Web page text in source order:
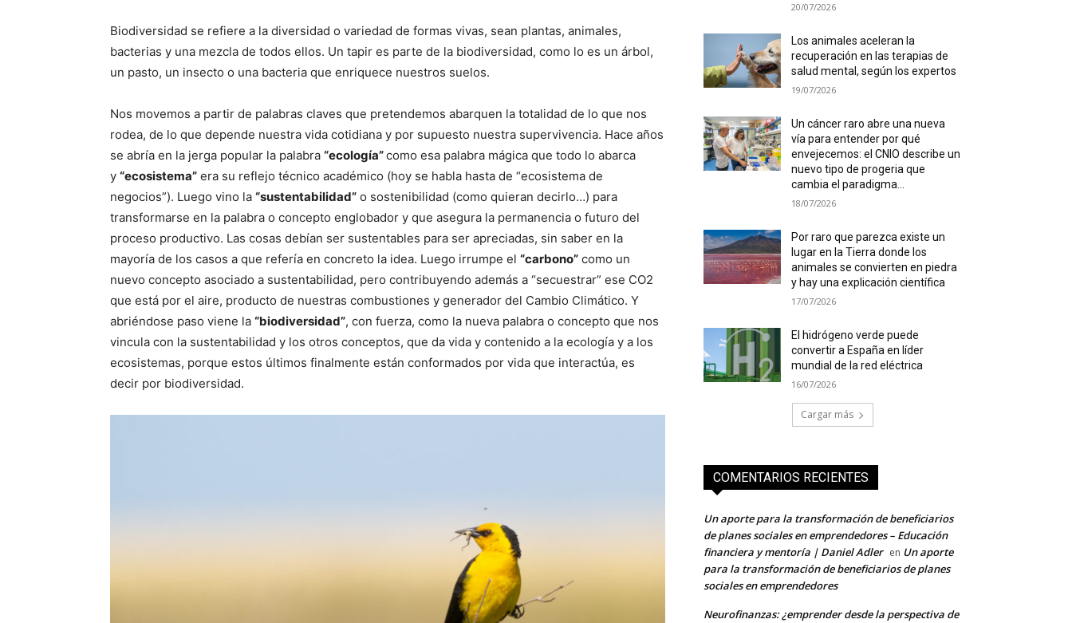
Biodiversidad se refiere a la diversidad o variedad de formas vivas, sean plantas, animales,
bacterias y una mezcla de todos ellos. Un tapir es parte de la biodiversidad, como lo es un árbol,
un pasto, un insecto o una bacteria que enriquece nuestros suelos.
Nos movemos a partir de palabras claves que pretendemos abarquen la totalidad de lo que nos
rodea, de lo que depende nuestra vida cotidiana y por supuesto nuestra supervivencia. Hace años
se abría en la jerga popular la palabra “ecología”como esa palabra mágica que todo lo abarca
y “ecosistema” era su reflejo técnico académico (hoy se habla hasta de “ecosistema de
negocios”). Luego vino la “sustentabilidad” o sostenibilidad (como quieran decirlo…) para
transformarse en la palabra o concepto englobador y que asegura la permanencia o futuro del
proceso productivo. Las cosas debían ser sustentables para ser apreciadas, sin saber en la
mayoría de los casos a que refería en concreto la idea. Luego irrumpe el “carbono” como un
nuevo concepto asociado a sustentabilidad, pero contribuyendo además a “secuestrar” ese CO2
que está por el aire, producto de nuestras combustiones y generador del Cambio Climático. Y
abriéndose paso viene la “biodiversidad”, con fuerza, como la nueva palabra o concepto que nos
vincula con la sustentabilidad y los otros conceptos, que da vida y contenido a la ecología y a los
ecosistemas, porque estos últimos finalmente están conformados por vida que interactúa, es
decir por biodiversidad.
20/07/2026
Los animales aceleran la
recuperación en las terapias de
salud mental, según los expertos
19/07/2026
Un cáncer raro abre una nueva
vía para entender por qué
envejecemos: el CNIO describe un
nuevo tipo de progeria que
cambia el paradigma...
18/07/2026
Por raro que parezca existe un
lugar en la Tierra donde los
animales se convierten en piedra
y hay una explicación científica
17/07/2026
El hidrógeno verde puede
convertir a España en líder
mundial de la red eléctrica
16/07/2026
Cargar más
COMENTARIOS RECIENTES
Un aporte para la transformación de beneficiarios
de planes sociales en emprendedores – Educación
financiera y mentoría | Daniel Adler en Un aporte
para la transformación de beneficiarios de planes
sociales en emprendedores
Neurofinanzas: ¿emprender desde la perspectiva de